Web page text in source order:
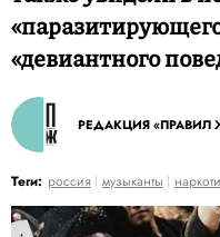
«девиантного
РЕДАКЦИЯ «ПРАВИЛ
Теги: россия музыканты